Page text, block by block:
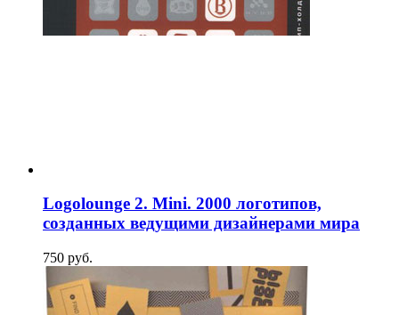
Logolounge 2. Mini. 2000 логотипов,
созданных ведущими дизайнерами мира
750 pуб.